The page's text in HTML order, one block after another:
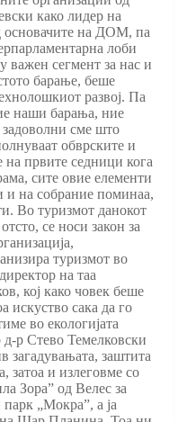
како лидер на
основачите на ДОМ, па
лоби
важен сегмент за нас и
барање, беше
развој. Па
наши барања, ние
задоволни сме што
обврските и
првите седници кога
сите овие елементи
и на собрание поминаа,
Во туризмот данокот
се носи закон за
туризмот во
на таа
кој како човек беше
искуство сака да го
во екологијата
р Стево Темелковски
загадувањата, заштита
затоа и излеговме со
Зора” од Велес за
„Мокра”, а ја